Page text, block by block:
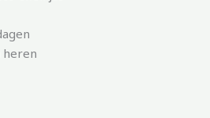
heren